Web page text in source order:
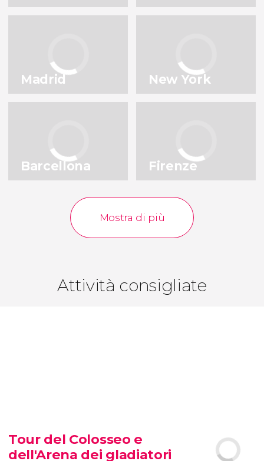
Milano Lisbona
Turchia Repubblica Ceca
Porto
Portogallo
Bruxelles
Belgio
Madrid New York
Barcellona Firenze
Mostra di più
Attività consigliate
Tour del Colosseo e
dell'Arena dei gladiatori